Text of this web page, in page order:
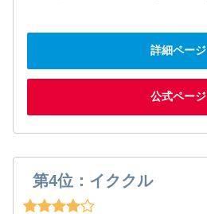
詳細ページ
公式ページ
第4位：イククル